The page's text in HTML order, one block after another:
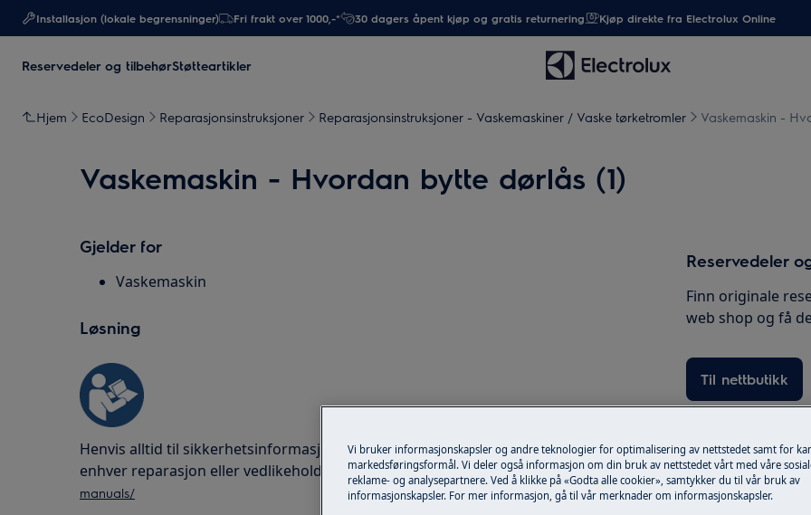
Installasjon (lokale begrensninger) Fri frakt over 1000,-* 30 dagers åpent kjøp og gratis returnering Kjøp direkte fra Electrolux Online
Reservedeler og tilbehørStøtteartikler
Hjem EcoDesign Reparasjonsinstruksjoner Reparasjonsinstruksjoner - Vaskemaskiner / Vaske tørketromler Vaskemaskin -
Vaskemaskin - Hvordan bytte dørlås (1)
Gjelder for
Vaskemaskin
Løsning
Henvis alltid til sikkerhetsinformasjonen i brukerhåndboken for produktet ditt før
enhver reparasjon eller vedlikeholdsoperasjon.https://www.electrolux.com/support/user-
manuals/
Reservedeler
Finn originale
web shop og få
Til nettbutikk
Bestill service
Ønsker du
Vi bruker informasjonskapsler og andre teknologier for optimalisering av nettstedet samt for
markedsføringsformål. Vi deler også informasjon om din bruk av nettstedet vårt med våre
reklame- og analysepartnere. Ved å klikke på «Godta alle cookier», samtykker du til vår bruk av
informasjonskapsler. For mer informasjon, gå til vår merknader om informasjonskapsler.